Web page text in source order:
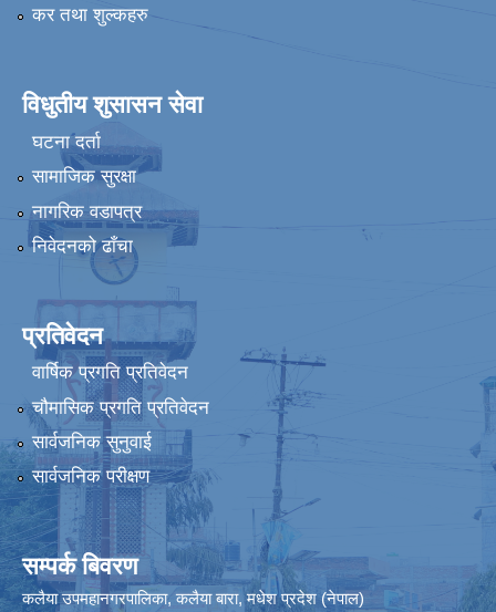
कर तथा शुल्कहरु
विधुतीय शुसासन सेवा
घटना दर्ता
सामाजिक सुरक्षा
नागरिक वडापत्र
निवेदनको ढाँचा
प्रतिवेदन
वार्षिक प्रगति प्रतिवेदन
चौमासिक प्रगति प्रतिवेदन
सार्वजनिक सुनुवाई
सार्वजनिक परीक्षण
सम्पर्क बिवरण
कलैया उपमहानगरपालिका, कलैया बारा, मधेश प्रदेश (नेपाल)